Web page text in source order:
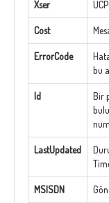
Xser
Cost
ErrorCode
bu
Id
Bir
LastUpdated
MSISDN